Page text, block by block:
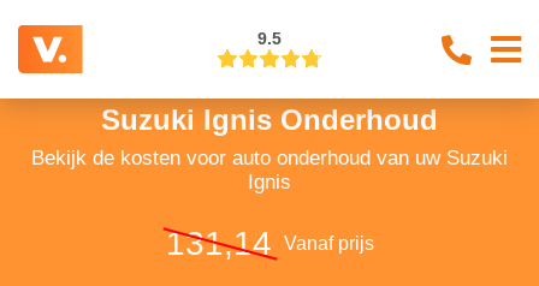
9.5
Suzuki Ignis Onderhoud
Bekijk de kosten voor auto onderhoud van uw Suzuki
Ignis
131,14 Vanaf prijs